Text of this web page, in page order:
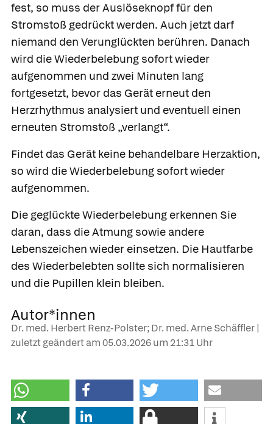
fest, so muss der Auslöseknopf für den
Stromstoß gedrückt werden. Auch jetzt darf
niemand den Verunglückten berühren. Danach
wird die Wiederbelebung sofort wieder
aufgenommen und zwei Minuten lang
fortgesetzt, bevor das Gerät erneut den
Herzrhythmus analysiert und eventuell einen
erneuten Stromstoß „verlangt“.
Findet das Gerät keine behandelbare Herzaktion,
so wird die Wiederbelebung sofort wieder
aufgenommen.
Die geglückte Wiederbelebung erkennen Sie
daran, dass die Atmung sowie andere
Lebenszeichen wieder einsetzen. Die Hautfarbe
des Wiederbelebten sollte sich normalisieren
und die Pupillen klein bleiben.
Autor*innen
Dr. med. Herbert Renz-Polster; Dr. med. Arne Schäffler |
zuletzt geändert am05.03.2026um 21:31 Uhr